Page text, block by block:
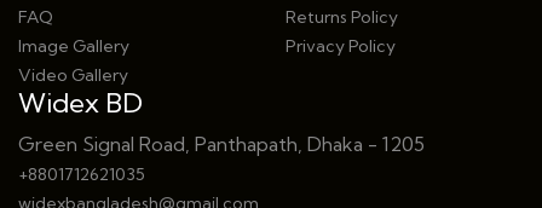
FAQ
Image Gallery
Video Gallery
Returns Policy
Privacy Policy
Widex BD
Green Signal Road, Panthapath, Dhaka - 1205
+8801712621035
widexbangladesh@gmail.com